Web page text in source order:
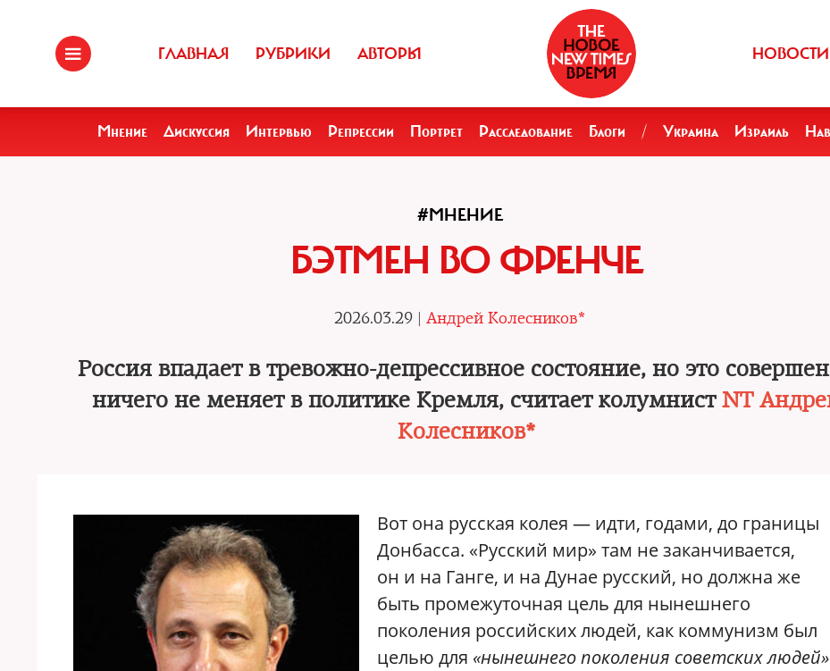
ГЛАВНАЯ РУБРИКИ АВТОРЫ НОВОСТИ
Мнение Дискуссия Интервью Репрессии Портрет Расследование Блоги / Украина Израиль
#МНЕНИЕ
БЭТМЕН ВО ФРЕНЧЕ
2026.03.29 | Андрей Колесников*
Россия впадает в тревожно-депрессивное состояние, но это
ничего не меняет в политике Кремля, считает колумнист NT
Колесников*
Вот она русская колея — идти, годами, до границы
Донбасса. «Русский мир» там не заканчивается,
он и на Ганге, и на Дунае русский, но должна же
быть промежуточная цель для нынешнего
поколения российских людей, как коммунизм был
целью для «нынешнего поколения советских людей»